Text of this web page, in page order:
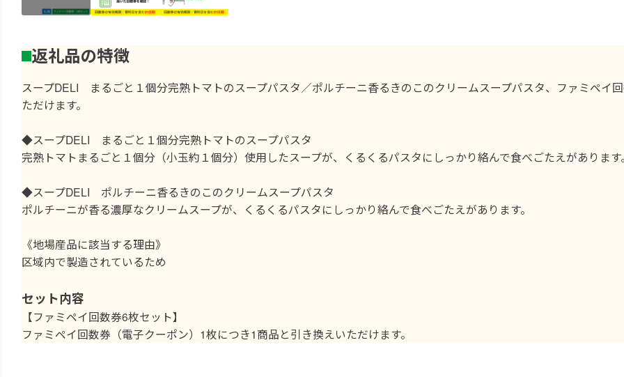
返礼品の特徴
スープDELI まるごと１個分完熟トマトのスープパスタ／ポルチーニ香るきのこのクリームスープパスタ、ファミペイ
ただけます。
◆スープDELI まるごと１個分完熟トマトのスープパスタ
完熟トマトまるごと１個分（小玉約１個分）使用したスープが、くるくるパスタにしっかり絡んで食べごたえがあります
◆スープDELI ポルチーニ香るきのこのクリームスープパスタ
ポルチーニが香る濃厚なクリームスープが、くるくるパスタにしっかり絡んで食べごたえがあります。
《地場産品に該当する理由》
区域内で製造されているため
セット内容
【ファミペイ回数券6枚セット】
ファミペイ回数券（電子クーポン）1枚につき1商品と引き換えいただけます。